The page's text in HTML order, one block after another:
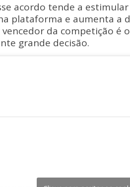
acordo tende a
plataforma e aumenta a
da competição é
grande decisão.
vivo a partir de 2022. O